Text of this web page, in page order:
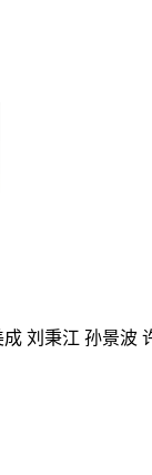
刘秉江 孙景波